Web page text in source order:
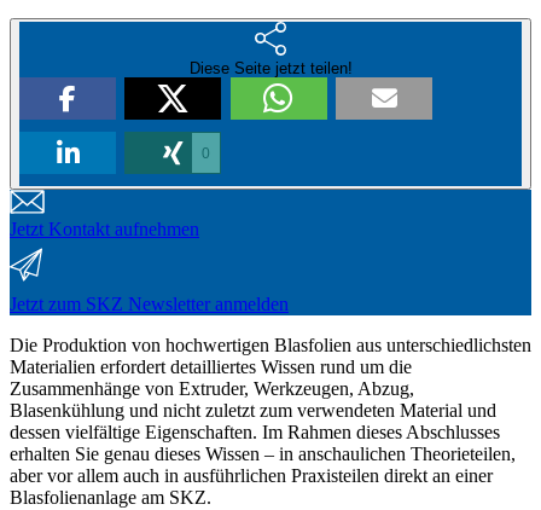
Diese Seite jetzt teilen!
0
Jetzt Kontakt aufnehmen
Jetzt zum SKZ Newsletter anmelden
Die Produktion von hochwertigen Blasfolien aus unterschiedlichsten
Materialien erfordert detailliertes Wissen rund um die
Zusammenhänge von Extruder, Werkzeugen, Abzug,
Blasenkühlung und nicht zuletzt zum verwendeten Material und
dessen vielfältige Eigenschaften. Im Rahmen dieses Abschlusses
erhalten Sie genau dieses Wissen – in anschaulichen Theorieteilen,
aber vor allem auch in ausführlichen Praxisteilen direkt an einer
Blasfolienanlage am SKZ.